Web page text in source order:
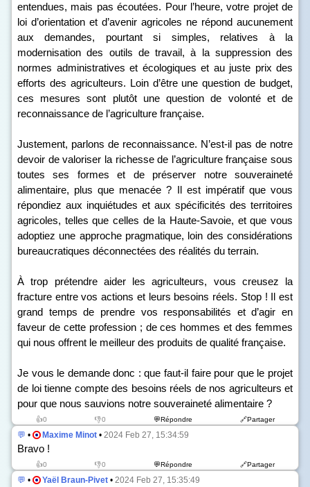
entendues, mais pas écoutées. Pour l’heure, votre projet de
loi d’orientation et d’avenir agricoles ne répond aucunement
aux demandes, pourtant si simples, relatives à la
modernisation des outils de travail, à la suppression des
normes administratives et écologiques et au juste prix des
efforts des agriculteurs. Loin d’être une question de budget,
ces mesures sont plutôt une question de volonté et de
reconnaissance de l’agriculture française.
Justement, parlons de reconnaissance. N’est-il pas de notre
devoir de valoriser la richesse de l’agriculture française sous
toutes ses formes et de préserver notre souveraineté
alimentaire, plus que menacée ? Il est impératif que vous
répondiez aux inquiétudes et aux spécificités des territoires
agricoles, telles que celles de la Haute-Savoie, et que vous
adoptiez une approche pragmatique, loin des considérations
bureaucratiques déconnectées des réalités du terrain.
À trop prétendre aider les agriculteurs, vous creusez la
fracture entre vos actions et leurs besoins réels. Stop ! Il est
grand temps de prendre vos responsabilités et d’agir en
faveur de cette profession ; de ces hommes et des femmes
qui nous offrent le meilleur des produits de qualité française.
Je vous le demande donc : que faut-il faire pour que le projet
de loi tienne compte des besoins réels de nos agriculteurs et
pour que nous sauvions notre souveraineté alimentaire ?
👍0 👎0 💬Répondre 🔗Partager
💬 • Maxime Minot • 2024 Feb 27, 15:34:59
Bravo !
👍0 👎0 💬Répondre 🔗Partager
💬 • Yaël Braun-Pivet • 2024 Feb 27, 15:35:49